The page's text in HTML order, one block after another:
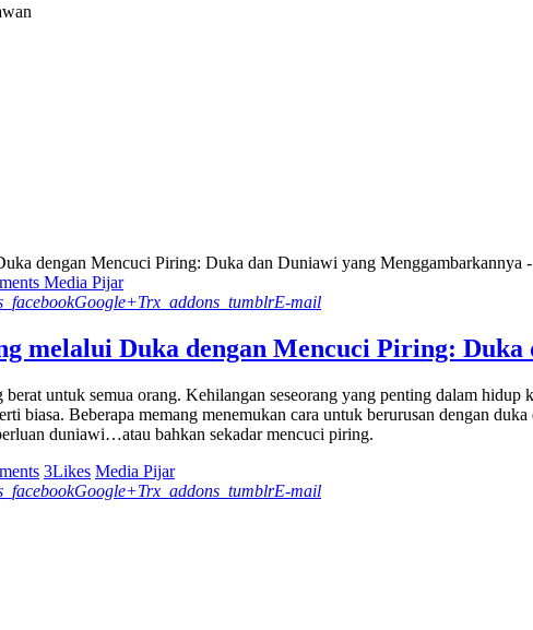
Media Pijar
Google+Trx_addons_tumblrE-mail
melalui Duka dengan Mencuci Piring:
berat untuk semua orang. Kehilangan seseorang yang penting dalam
biasa. Beberapa memang menemukan cara untuk berurusan dengan
duniawi…atau bahkan sekadar mencuci piring.
3Likes Media Pijar
Google+Trx_addons_tumblrE-mail